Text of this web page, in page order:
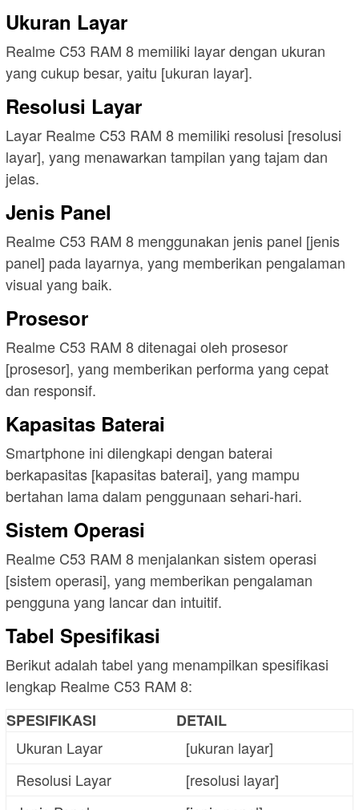
Ukuran Layar
Realme C53 RAM 8 memiliki layar dengan ukuran
yang cukup besar, yaitu [ukuran layar].
Resolusi Layar
Layar Realme C53 RAM 8 memiliki resolusi [resolusi
layar], yang menawarkan tampilan yang tajam dan
jelas.
Jenis Panel
Realme C53 RAM 8 menggunakan jenis panel [jenis
panel] pada layarnya, yang memberikan pengalaman
visual yang baik.
Prosesor
Realme C53 RAM 8 ditenagai oleh prosesor
[prosesor], yang memberikan performa yang cepat
dan responsif.
Kapasitas Baterai
Smartphone ini dilengkapi dengan baterai
berkapasitas [kapasitas baterai], yang mampu
bertahan lama dalam penggunaan sehari-hari.
Sistem Operasi
Realme C53 RAM 8 menjalankan sistem operasi
[sistem operasi], yang memberikan pengalaman
pengguna yang lancar dan intuitif.
Tabel Spesifikasi
Berikut adalah tabel yang menampilkan spesifikasi
lengkap Realme C53 RAM 8:
SPESIFIKASI
DETAIL
Ukuran Layar
[ukuran layar]
Resolusi Layar
[resolusi layar]